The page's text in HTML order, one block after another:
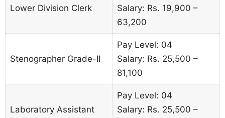
Lower Division Clerk
Salary: Rs. 19,900 –
63,200
Stenographer Grade-II
Pay Level: 04
Salary: Rs. 25,500 –
81,100
Laboratory Assistant
Pay Level: 04
Salary: Rs. 25,500 –